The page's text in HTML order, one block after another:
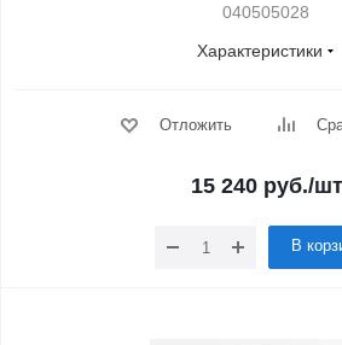
040505028
Характеристики
Отложить
15 240руб./шт
В